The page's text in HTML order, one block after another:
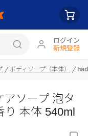
ログイン
新規登録
ボディソープ（本体）
アソープ 泡タ
り 本体 540ml